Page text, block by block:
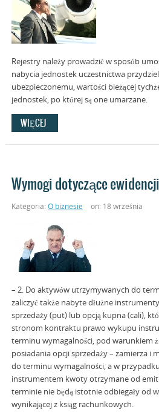
Rejestry należy prowadzić w sposób
nabycia jednostek uczestnictwa
ubezpieczonemu, wartości bieżącej
jednostek, po której są one umarzane.
WIĘCEJ
Wymogi dotyczące
Kategoria: O biznesie on: 18 września
– 2. Do aktywów utrzymywanych do
zaliczyć także nabyte dłużne
sprzedaży (put) lub opcją kupna (cali),
stronom kontraktu prawo wykupu
terminu wymagalności, pod warunkiem
posiadania opcji sprzedaży – zamierza i
do terminu wymagalności, a w
instrumentem kwoty otrzymane od
terminie nie będą istotnie odbiegały od
wynikającej z ksiąg rachunkowych.